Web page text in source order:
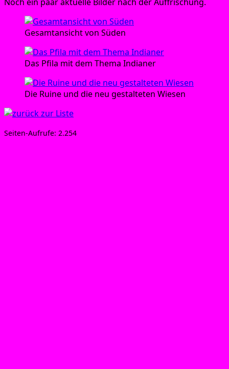
Gesamt­an­sicht von Süden
Das Pfi­la mit dem The­ma Indianer
Die Rui­ne und die neu gestal­te­ten Wiesen
Sei­ten-Auf­ru­fe: 2.254